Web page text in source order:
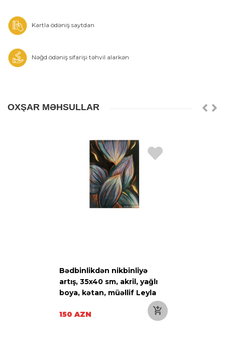
Kartla ödəniş saytdan
Nəğd ödəniş sifarişi təhvil alarkən
OXŞAR MƏHSULLAR
Bədbinlikdən nikbinliyə
artış, 35x40 sm, akril, yağlı
boya, kətan, müəllif Leyla
150 AZN